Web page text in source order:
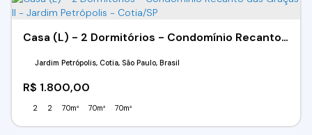
Casa (L) - 2 Dormitórios - Condomínio Recanto das Graças II - Jardim Petrópolis - Cotia/SP
R$ 1.800,00
Jardim Petrópolis, Cotia, São Paulo, Brasil
2 2 70m² 70m² 70m²